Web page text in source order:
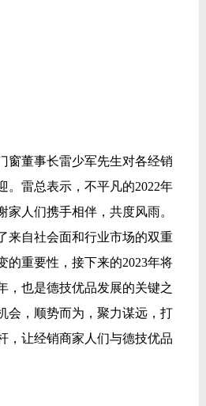
窗董事长雷少军先生对各经销
。雷总表示，不平凡的2022年
家人们携手相伴，共度风雨。
来自社会面和行业市场的双重
的重要性，接下来的2023年将
，也是德技优品发展的关键之
会，顺势而为，聚力谋远，打
，让经销商家人们与德技优品